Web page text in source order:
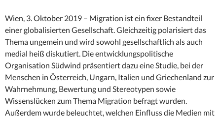
Wien, 3. Oktober 2019 – Migration ist ein fixer Bestandteil
einer globalisierten Gesellschaft. Gleichzeitig polarisiert das
Thema ungemein und wird sowohl gesellschaftlich als auch
medial heiß diskutiert. Die entwicklungspolitische
Organisation Südwind präsentiert dazu eine Studie, bei der
Menschen in Österreich, Ungarn, Italien und Griechenland zur
Wahrnehmung, Bewertung und Stereotypen sowie
Wissenslücken zum Thema Migration befragt wurden.
Außerdem wurde beleuchtet, welchen Einfluss die Medien mit